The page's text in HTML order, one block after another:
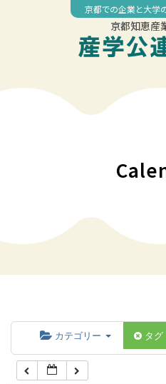
京都での企業と大学
京都知恵産
カテゴリー タグ
04:00
07:00